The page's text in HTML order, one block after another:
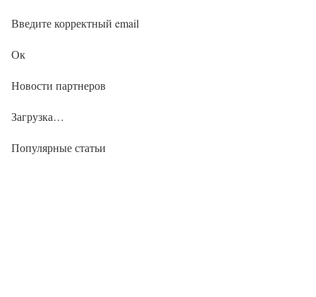
Введите корректный email
Ок
Новости партнеров
Загрузка…
Популярные статьи